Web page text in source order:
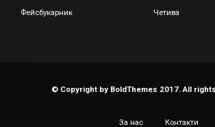
Фейсбукарник Четива
© Copyright by BoldThemes 2017. All
За нас Контакти